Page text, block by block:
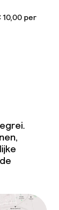
per